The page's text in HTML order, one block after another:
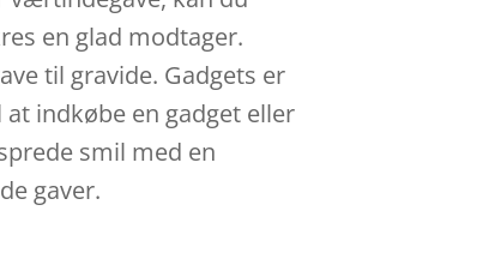
en glad modtager.
til gravide. Gadgets er
indkøbe en gadget eller
smil med en
gaver.